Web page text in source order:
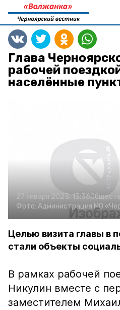
Глава
рабочей
населённые
27 января 2023, 13:36
Фото: Администрация МО
Целью визита главы в
стали объекты
В рамках рабочей
Никулин вместе с
заместителем